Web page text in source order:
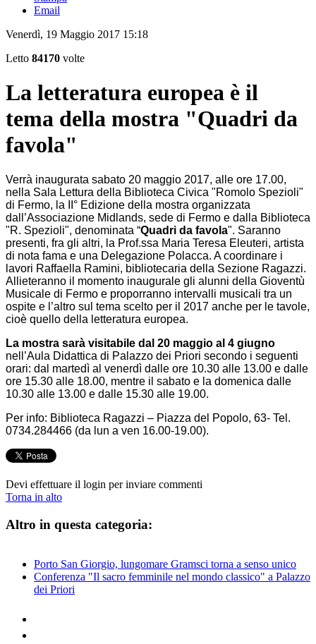
Email
Venerdì, 19 Maggio 2017 15:18
Letto 84170 volte
La letteratura europea è il
tema della mostra "Quadri da
favola"
Verrà inaugurata sabato 20 maggio 2017, alle ore 17.00,
nella Sala Lettura della Biblioteca Civica "Romolo Spezioli"
di Fermo, la II° Edizione della mostra organizzata
dall’Associazione Midlands, sede di Fermo e dalla Biblioteca
"R. Spezioli", denominata “Quadri da favola". Saranno
presenti, fra gli altri, la Prof.ssa Maria Teresa Eleuteri, artista
di nota fama e una Delegazione Polacca. A coordinare i
lavori Raffaella Ramini, bibliotecaria della Sezione Ragazzi.
Allieteranno il momento inaugurale gli alunni della Gioventù
Musicale di Fermo e proporranno intervalli musicali tra un
ospite e l’altro sul tema scelto per il 2017 anche per le tavole,
cioè quello della letteratura europea.
La mostra sarà visitabile dal 20 maggio al 4 giugno
nell’Aula Didattica di Palazzo dei Priori secondo i seguenti
orari: dal martedì al venerdì dalle ore 10.30 alle 13.00 e dalle
ore 15.30 alle 18.00, mentre il sabato e la domenica dalle
10.30 alle 13.00 e dalle 15.30 alle 19.00.
Per info: Biblioteca Ragazzi – Piazza del Popolo, 63- Tel.
0734.284466 (da lun a ven 16.00-19.00).
Devi effettuare il login per inviare commenti
Torna in alto
Altro in questa categoria:
Porto San Giorgio, lungomare Gramsci torna a senso unico
Conferenza "Il sacro femminile nel mondo classico" a Palazzo
dei Priori